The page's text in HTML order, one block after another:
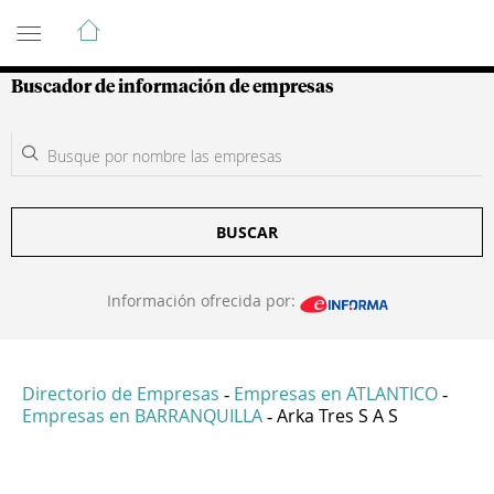
Guía de Empresas Colombianas
Buscador de información de empresas
BUSCAR
Información ofrecida por:
Directorio de Empresas - Empresas en ATLANTICO -
Empresas en BARRANQUILLA - Arka Tres S A S